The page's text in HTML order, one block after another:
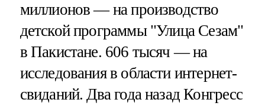
миллионов — на производство
детской программы "Улица Сезам"
в Пакистане. 606 тысяч — на
исследования в области интернет-
свиданий. Два года назад Конгресс